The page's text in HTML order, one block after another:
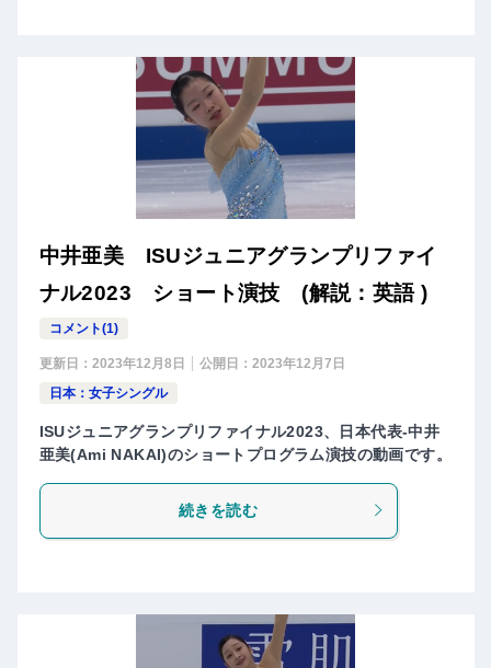
中井亜美 ISUジュニアグランプリファイ
ナル2023 ショート演技 (解説：英語 )
コメント(1)
更新日： 2023年12月8日 公開日： 2023年12月7日
日本：女子シングル
ISUジュニアグランプリファイナル2023、日本代表-中井
亜美(Ami NAKAI)のショートプログラム演技の動画です。
続きを読む